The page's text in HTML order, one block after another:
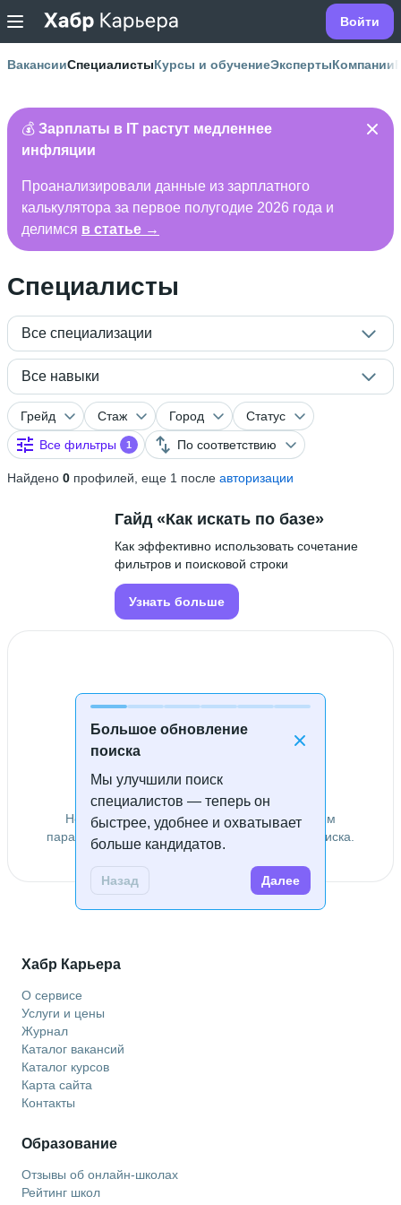
Войти
ВакансииСпециалистыКурсы и обучениеЭкспертыКомпании
💰 Зарплаты в IT растут медленнее
инфляции
Проанализировали данные из зарплатного
калькулятора за первое полугодие 2026 года и
делимся в статье →
Специалисты
Все специализации
Все навыки
Грейд Стаж Город
Статус
Все фильтры
1 По соответствию
Найдено 0 профилей, еще 1 после авторизации
Большое обновление
поиска
Мы улучшили поиск
специалистов — теперь он
быстрее, удобнее и охватывает
больше кандидатов.
Назад Далее
Гайд «Как искать по базе»
Как эффективно использовать сочетание
фильтров и поисковой строки
Узнать больше
Специалисты не найдены
Не удалось найти специалистов по заданным
параметрам. Попробуйте изменить условия поиска.
Хабр Карьера
О сервисе
Услуги и цены
Журнал
Каталог вакансий
Каталог курсов
Карта сайта
Контакты
Образование
Отзывы об онлайн-школах
Рейтинг школ